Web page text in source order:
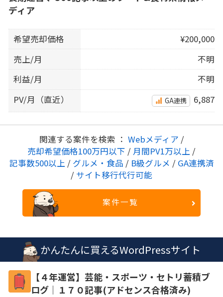
ディア
希望売却価格
¥200,000
売上/月
不明
利益/月
不明
PV/月（直近）
GA連携 6,887
関連する案件を検索 ： Webメディア /
売却希望価格100万円以下 / 月間PV1万以上 /
記事数500以上 / グルメ・食品 / B級グルメ / GA連携済
/ サイト移行代行可能
案件一覧
かんたんに買えるWordPressサイト
【４年運営】芸能・スポーツ・セトリ蓄積ブ
ログ｜１７０記事(アドセンス合格済み)